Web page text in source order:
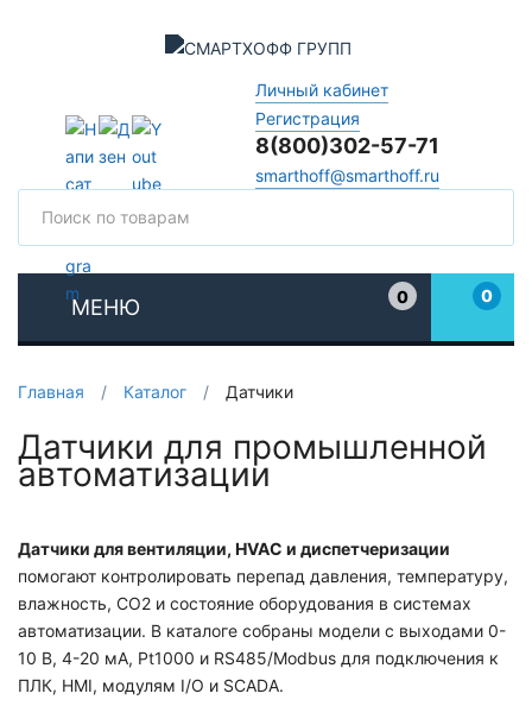
Личный кабинет
Регистрация
8(800)302-57-71
smarthoff@smarthoff.ru
МЕНЮ
0
0
Главная / Каталог / Датчики
Датчики для промышленной
автоматизации
Датчики для вентиляции, HVAC и диспетчеризации
помогают контролировать перепад давления, температуру,
влажность, CO2 и состояние оборудования в системах
автоматизации. В каталоге собраны модели с выходами 0-
10 В, 4-20 мА, Pt1000 и RS485/Modbus для подключения к
ПЛК, HMI, модулям I/O и SCADA.